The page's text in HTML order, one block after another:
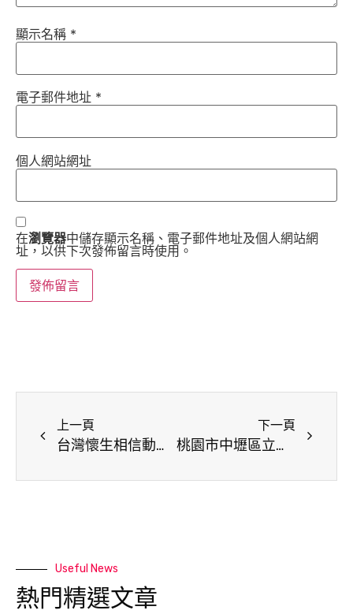
顯示名稱 *
電子郵件地址 *
個人網站網址
在瀏覽器中儲存顯示名稱、電子郵件地址及個人網站網
址，以供下次發佈留言時使用。
上一頁
台灣懷生相信動物協會用絕育阻止流浪悲歌，從根源實現人犬共好
下一頁
桃園市中壢區立信社區發展協會，打造多元共融、溫暖互助的據點
Useful News
熱門精選文章